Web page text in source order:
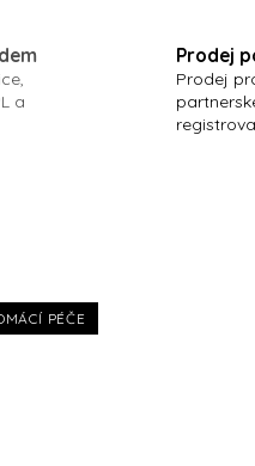
a
Prodej
Prodej
PÉČE